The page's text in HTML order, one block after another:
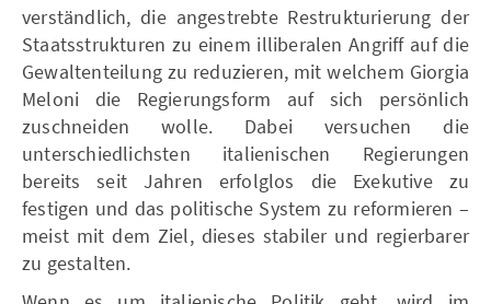
verständlich, die angestrebte Restrukturierung der
Staatsstrukturen zu einem illiberalen Angriff auf die
Gewaltenteilung zu reduzieren, mit welchem Giorgia
Meloni die Regierungsform auf sich persönlich
zuschneiden wolle. Dabei versuchen die
unterschiedlichsten italienischen Regierungen
bereits seit Jahren erfolglos die Exekutive zu
festigen und das politische System zu reformieren –
meist mit dem Ziel, dieses stabiler und regierbarer
zu gestalten.